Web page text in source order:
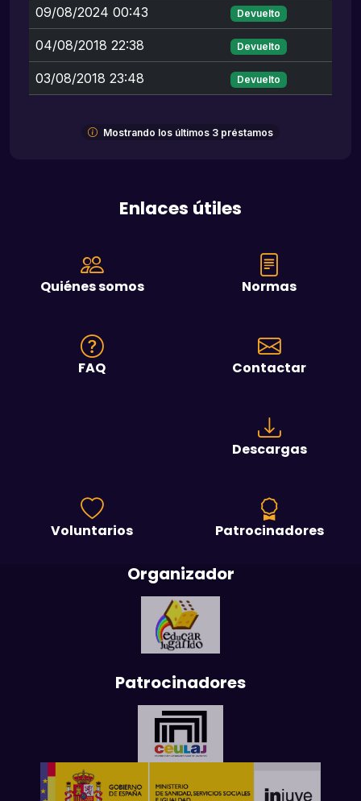
09/08/2024 00:43 Devuelto
04/08/2018 22:38 Devuelto
03/08/2018 23:48 Devuelto
Mostrando los últimos 3 préstamos
Enlaces útiles
Quiénes somos Normas
FAQ Contactar
Descargas
Voluntarios Patrocinadores
Organizador
Patrocinadores